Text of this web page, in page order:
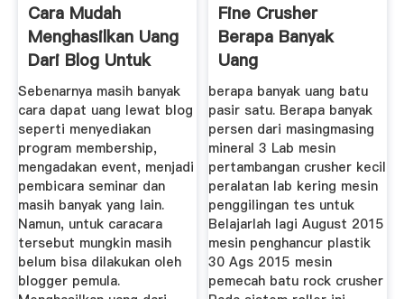
Cara Mudah
Menghasilkan Uang
Dari Blog Untuk
Pemula | Mata ...
Sebenarnya masih banyak
cara dapat uang lewat blog
seperti menyediakan
program membership,
mengadakan event, menjadi
pembicara seminar dan
masih banyak yang lain.
Namun, untuk caracara
tersebut mungkin masih
belum bisa dilakukan oleh
blogger pemula.
Fine Crusher
Berapa Banyak
Uang
berapa banyak uang batu
pasir satu. Berapa banyak
persen dari masingmasing
mineral 3 Lab mesin
pertambangan crusher kecil
peralatan lab kering mesin
penggilingan tes untuk
Belajarlah lagi August 2015
mesin penghancur plastik
30 Ags 2015 mesin
pemecah batu rock crusher